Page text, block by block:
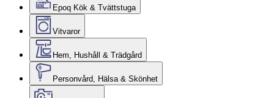
Epoq Kök & Tvättstuga
Vitvaror
Hem, Hushåll & Trädgård
Personvård, Hälsa & Skönhet